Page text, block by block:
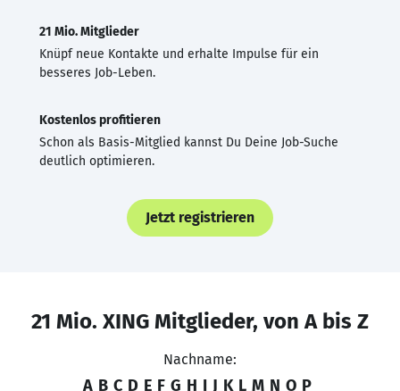
21 Mio. Mitglieder
Knüpf neue Kontakte und erhalte Impulse für ein
besseres Job-Leben.
Kostenlos profitieren
Schon als Basis-Mitglied kannst Du Deine Job-Suche
deutlich optimieren.
Jetzt registrieren
21 Mio. XING Mitglieder, von A bis Z
Nachname:
A B C D E F G H I J K L M N O P